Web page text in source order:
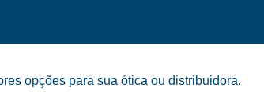
opções para sua ótica ou distribuidora.